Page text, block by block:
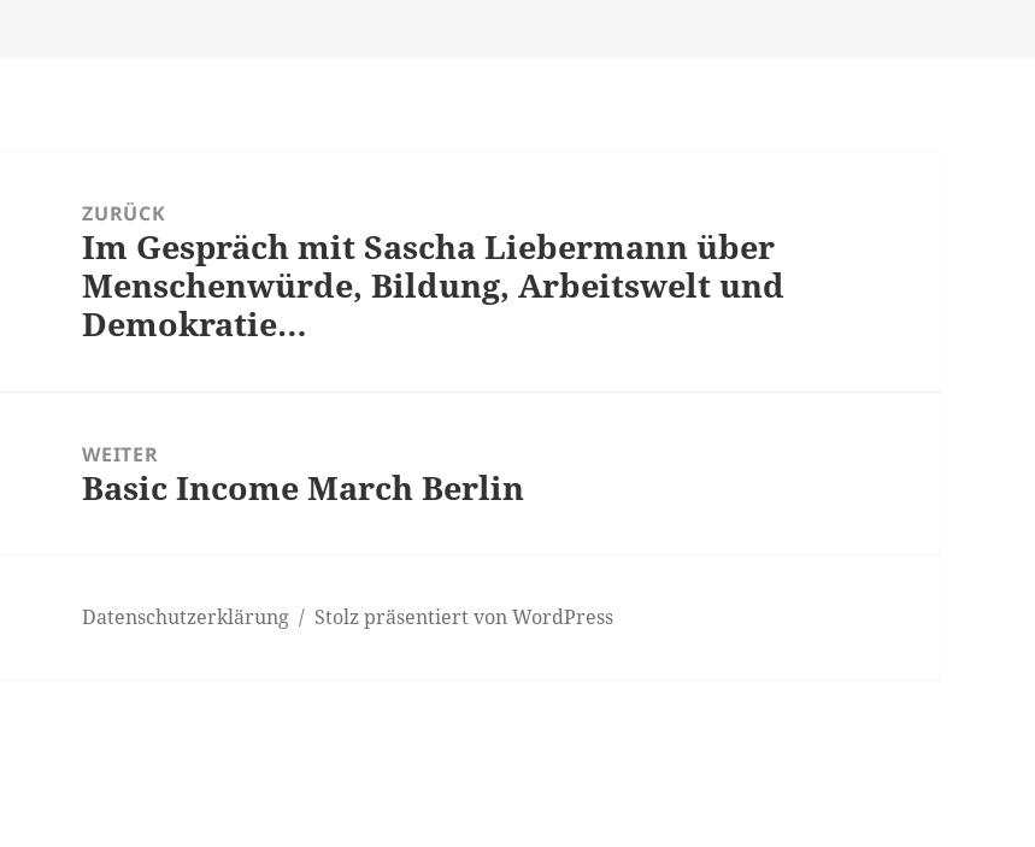
NavigationZURÜCK
Vorheriger
Beitrag:
Im Gespräch mit Sascha Liebermann über
Menschenwürde, Bildung, Arbeitswelt und
Demokratie…
WEITER
Nächster
Basic Income March Berlin
Datenschutzerklärung Stolz präsentiert von WordPress